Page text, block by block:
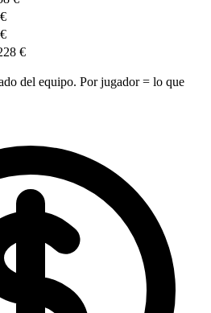
€
del equipo. Por jugador = lo que